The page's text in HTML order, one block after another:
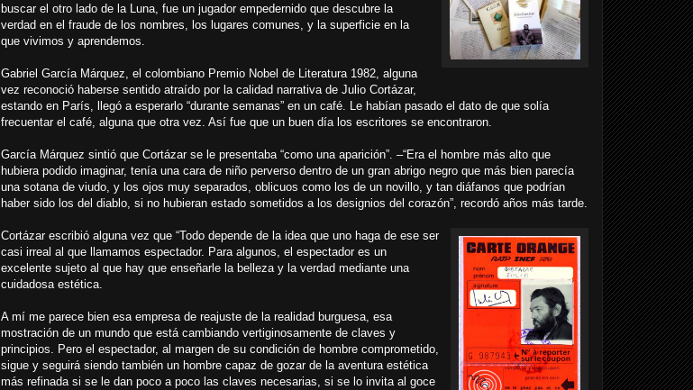
buscar el otro lado de la Luna, fue un jugador empedernido que descubre la
verdad en el fraude de los nombres, los lugares comunes, y la superficie en la
que vivimos y aprendemos.
Gabriel García Márquez, el colombiano Premio Nobel de Literatura 1982, alguna
vez reconoció haberse sentido atraído por la calidad narrativa de Julio Cortázar,
estando en París, llegó a esperarlo “durante semanas” en un café. Le habían pasado el dato de que solía
frecuentar el café, alguna que otra vez. Así fue que un buen día los escritores se encontraron.
García Márquez sintió que Cortázar se le presentaba “como una aparición”. –“Era el hombre más alto que
hubiera podido imaginar, tenía una cara de niño perverso dentro de un gran abrigo negro que más bien parecía
una sotana de viudo, y los ojos muy separados, oblicuos como los de un novillo, y tan diáfanos que podrían
haber sido los del diablo, si no hubieran estado sometidos a los designios del corazón”, recordó años más tarde.
Cortázar escribió alguna vez que “Todo depende de la idea que uno haga de ese ser
casi irreal al que llamamos espectador. Para algunos, el espectador es un
excelente sujeto al que hay que enseñarle la belleza y la verdad mediante una
cuidadosa estética.
A mí me parece bien esa empresa de reajuste de la realidad burguesa, esa
mostración de un mundo que está cambiando vertiginosamente de claves y
principios. Pero el espectador, al margen de su condición de hombre comprometido,
sigue y seguirá siendo también un hombre capaz de gozar de la aventura estética
más refinada si se le dan poco a poco las claves necesarias, si se lo invita al goce